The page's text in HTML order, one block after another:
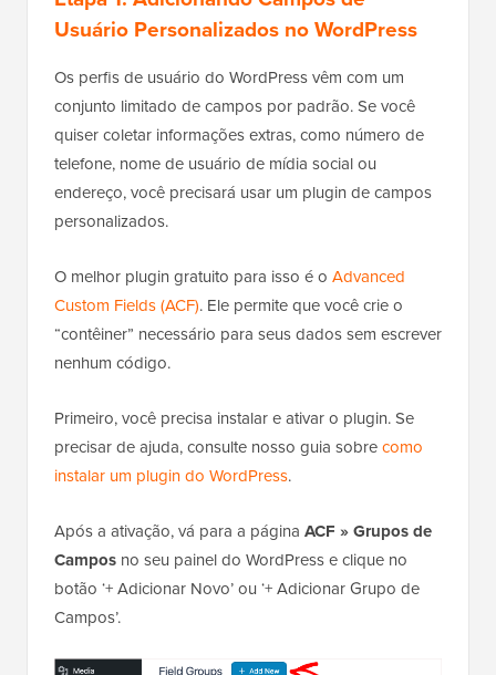
Usuário Personalizados no WordPress
Os perfis de usuário do WordPress vêm com um
conjunto limitado de campos por padrão. Se você
quiser coletar informações extras, como número de
telefone, nome de usuário de mídia social ou
endereço, você precisará usar um plugin de campos
personalizados.
O melhor plugin gratuito para isso é o Advanced
Custom Fields (ACF). Ele permite que você crie o
“contêiner” necessário para seus dados sem escrever
nenhum código.
Primeiro, você precisa instalar e ativar o plugin. Se
precisar de ajuda, consulte nosso guia sobrecomo
instalar um plugin do WordPress.
Após a ativação, vá para a página ACF » Grupos de
Campos no seu painel do WordPress e clique no
botão ‘+ Adicionar Novo’ ou ‘+ Adicionar Grupo de
Campos’.